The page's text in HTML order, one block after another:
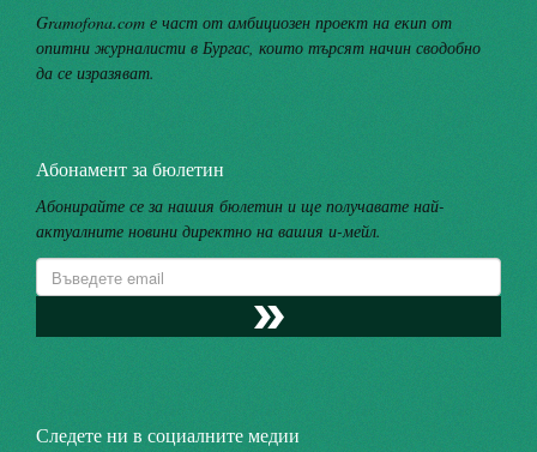
Gramofona.com е част от амбициозен проект на екип от
опитни журналисти в Бургас, които търсят начин сводобно
да се изразяват.
Абонамент за бюлетин
Абонирайте се за нашия бюлетин и ще получавате най-
актуалните новини директно на вашия и-мейл.
Следете ни в социалните медии